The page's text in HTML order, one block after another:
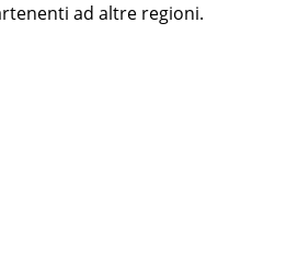
ad altre regioni.